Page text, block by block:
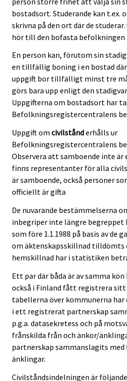
bostadsort. Studerande kan t.ex.
skrivna på den ort där de
hör till den bofasta befolkningen
En person kan, förutom sin
en tillfällig boning i en bostad
uppgift bor tillfälligt minst tre
görs bara upp enligt den
Uppgifterna om bostadsort har
Befolkningsregistercentralens
Uppgift om civilstånderhålls ur
Befolkningsregistercentralens
Observera att samboende inte
finns representanter för alla
är samboende, också personer
officiellt är gifta
De nuvarande bestämmelserna
inbegriper inte längre begreppet
som före 1.1.1988 på basis av de
om äktenskapsskillnad tilldömts
hemskillnad har i statistiken
Ett par där båda är av samma kön
också i Finland fått registrera
tabellerna över kommunerna har
i ett registrerat partnerskap
p.g.a. datasekretess och på
frånskilda från och änkor/
partnerskap sammanslagits
änklingar.
Civilståndsindelningen är